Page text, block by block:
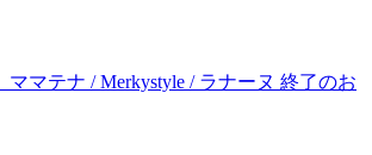
ママテナ / Merkystyle / ラナーヌ 終了のお